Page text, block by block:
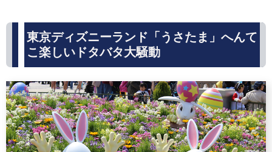
東京ディズニーランド「うさたま」へんて
こ楽しいドタバタ大騒動